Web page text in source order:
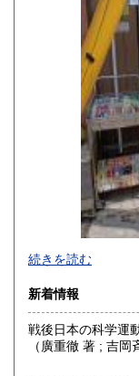
店舗にネットの商
ご来店前にご連絡
沿線名：都電荒川
最寄駅：都電早稲
営業時間：11:00
定休日：月曜日・
続きを読む
新着情報
戦後日本の科学運
（廣重徹 著 ; 吉岡